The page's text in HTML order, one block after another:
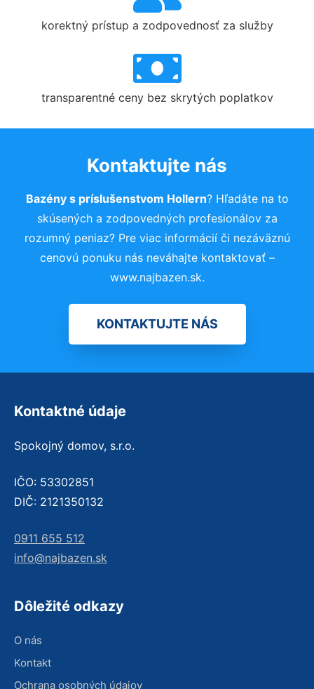
korektný prístup a zodpovednosť za služby
transparentné ceny bez skrytých poplatkov
Kontaktujte nás
Bazény s príslušenstvom Hollern? Hľadáte na to
skúsených a zodpovedných profesionálov za
rozumný peniaz? Pre viac informácií či nezáväznú
cenovú ponuku nás neváhajte kontaktovať –
www.najbazen.sk.
KONTAKTUJTE NÁS
Kontaktné údaje
Spokojný domov, s.r.o.
IČO: 53302851
DIČ: 2121350132
0911 655 512
info@najbazen.sk
Dôležité odkazy
O nás
Kontakt
Ochrana osobných údajov